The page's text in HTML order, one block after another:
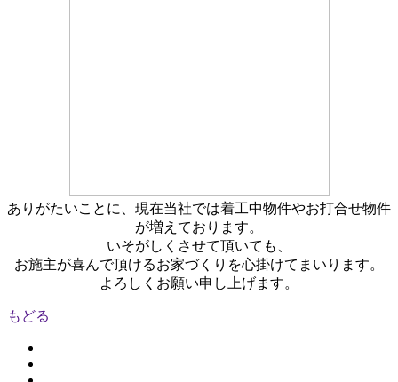
ありがたいことに、現在当社では着工中物件やお打合せ物件
が増えております。
いそがしくさせて頂いても、
お施主が喜んで頂けるお家づくりを心掛けてまいります。
よろしくお願い申し上げます。
もどる